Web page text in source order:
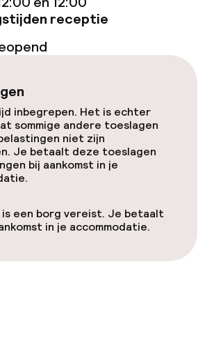
receptie
inbegrepen. Het is echter
sommige andere toeslagen
niet zijn
Je betaalt deze toeslagen
bij aankomst in je
een borg vereist. Je betaalt
in je accommodatie.